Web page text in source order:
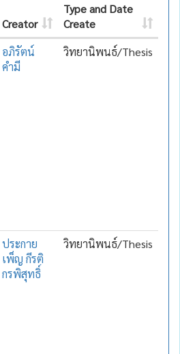
Creator
Type and Date
Create
อภิรัตน์
คำมี
วิทยานิพนธ์/Thesis
ประกาย
เพ็ญ กีรติ
กรพิสุทธิ์
วิทยานิพนธ์/Thesis